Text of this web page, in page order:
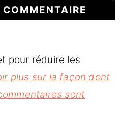
pour réduire les
plus sur la façon dont
sont